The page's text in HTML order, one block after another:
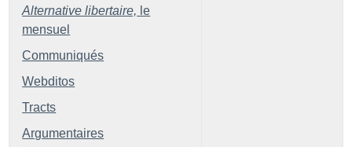
Alternative libertaire, le
mensuel
Communiqués
Webditos
Tracts
Argumentaires